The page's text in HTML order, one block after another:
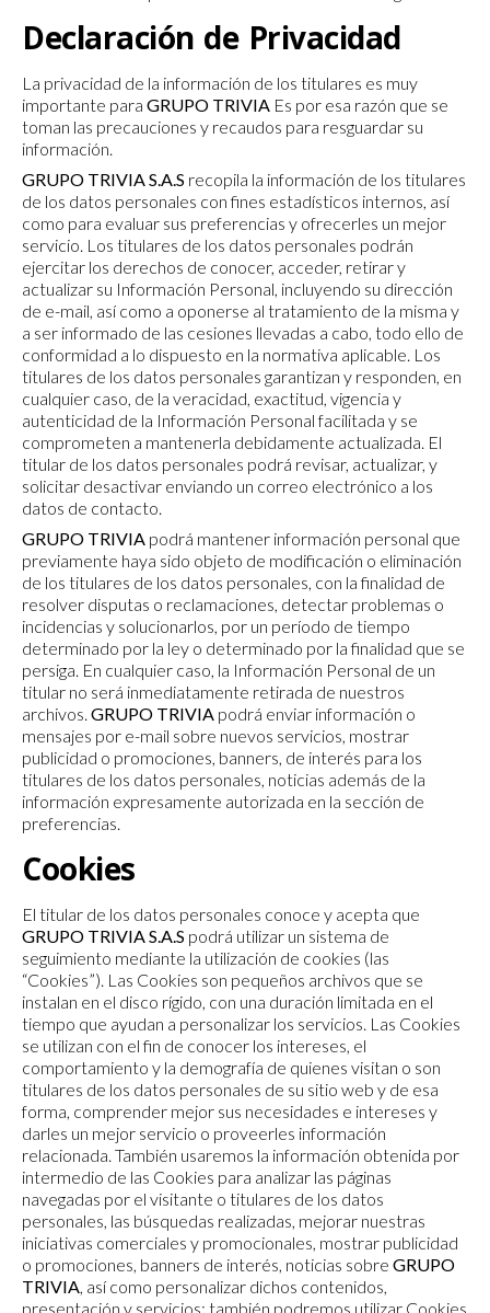
Declaración de Privacidad
La privacidad de la información de los titulares es muy
importante para GRUPO TRIVIA Es por esa razón que se
toman las precauciones y recaudos para resguardar su
información.
GRUPO TRIVIA S.A.S recopila la información de los titulares
de los datos personales con fines estadísticos internos, así
como para evaluar sus preferencias y ofrecerles un mejor
servicio. Los titulares de los datos personales podrán
ejercitar los derechos de conocer, acceder, retirar y
actualizar su Información Personal, incluyendo su dirección
de e-mail, así como a oponerse al tratamiento de la misma y
a ser informado de las cesiones llevadas a cabo, todo ello de
conformidad a lo dispuesto en la normativa aplicable. Los
titulares de los datos personales garantizan y responden, en
cualquier caso, de la veracidad, exactitud, vigencia y
autenticidad de la Información Personal facilitada y se
comprometen a mantenerla debidamente actualizada. El
titular de los datos personales podrá revisar, actualizar, y
solicitar desactivar enviando un correo electrónico a los
datos de contacto.
GRUPO TRIVIA podrá mantener información personal que
previamente haya sido objeto de modificación o eliminación
de los titulares de los datos personales, con la finalidad de
resolver disputas o reclamaciones, detectar problemas o
incidencias y solucionarlos, por un período de tiempo
determinado por la ley o determinado por la finalidad que se
persiga. En cualquier caso, la Información Personal de un
titular no será inmediatamente retirada de nuestros
archivos. GRUPO TRIVIA podrá enviar información o
mensajes por e-mail sobre nuevos servicios, mostrar
publicidad o promociones, banners, de interés para los
titulares de los datos personales, noticias además de la
información expresamente autorizada en la sección de
preferencias.
Cookies
El titular de los datos personales conoce y acepta que
GRUPO TRIVIA S.A.S podrá utilizar un sistema de
seguimiento mediante la utilización de cookies (las
“Cookies”). Las Cookies son pequeños archivos que se
instalan en el disco rígido, con una duración limitada en el
tiempo que ayudan a personalizar los servicios. Las Cookies
se utilizan con el fin de conocer los intereses, el
comportamiento y la demografía de quienes visitan o son
titulares de los datos personales de su sitio web y de esa
forma, comprender mejor sus necesidades e intereses y
darles un mejor servicio o proveerles información
relacionada. También usaremos la información obtenida por
intermedio de las Cookies para analizar las páginas
navegadas por el visitante o titulares de los datos
personales, las búsquedas realizadas, mejorar nuestras
iniciativas comerciales y promocionales, mostrar publicidad
o promociones, banners de interés, noticias sobre GRUPO
TRIVIA, así como personalizar dichos contenidos,
presentación y servicios; también podremos utilizar Cookies